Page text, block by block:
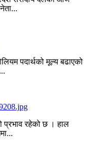
पदार्थको मूल्य बढाएको
प्रभाव रहेको छ । हाल